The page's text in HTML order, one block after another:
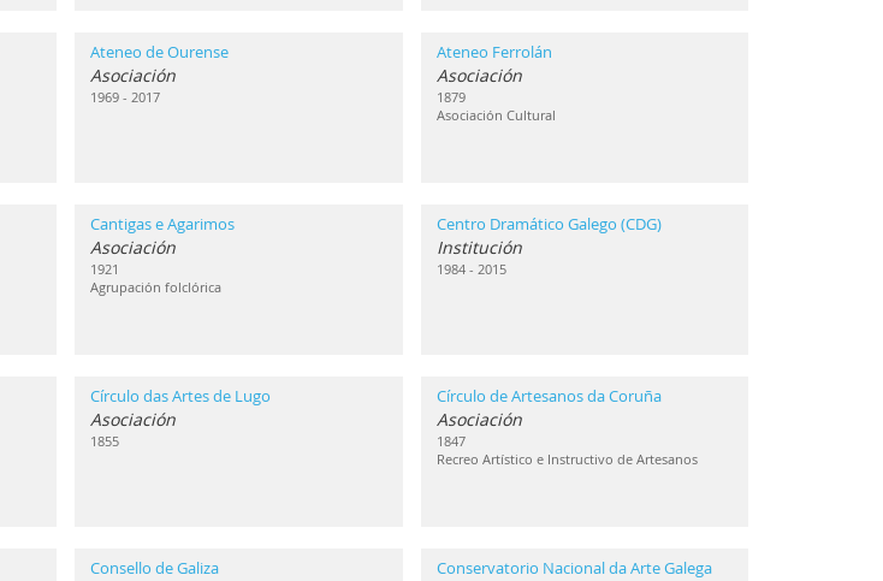
Ateneo de Ourense
Asociación
1969 - 2017
Ateneo Ferrolán
Asociación
1879
Asociación Cultural
Cantigas e Agarimos
Asociación
1921
Agrupación folclórica
Centro Dramático Galego (CDG)
Institución
1984 - 2015
Círculo das Artes de Lugo
Asociación
1855
Círculo de Artesanos da Coruña
Asociación
1847
Recreo Artístico e Instructivo de Artesanos
Consello de Galiza Conservatorio Nacional da Arte Galega